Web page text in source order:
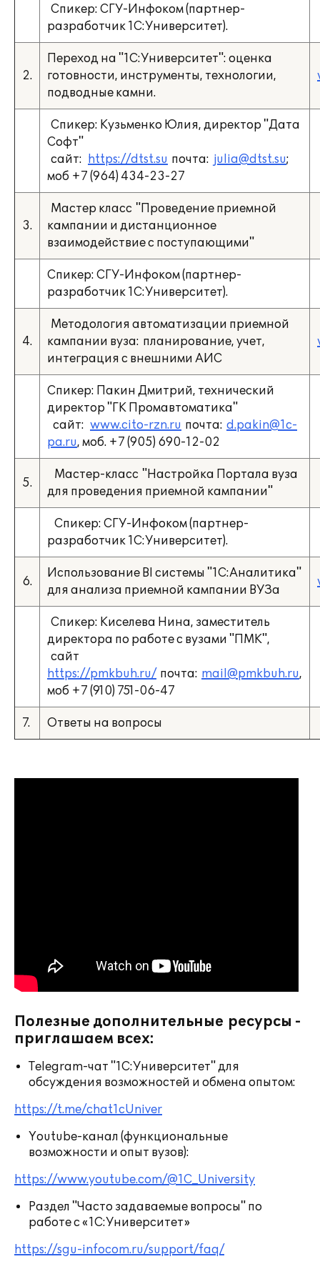
Спикер: СГУ-Инфоком (партнер-
разработчик 1С:Университет).
2.
Переход на "1С:Университет": оценка
готовности, инструменты, технологии,
подводные камни.
Спикер: Кузьменко Юлия, директор "Дата
Софт"
сайт: https://dtst.su почта: julia@dtst.su;
моб +7 (964) 434-23-27
3.
Мастер класс "Проведение приемной
кампании и дистанционное
взаимодействие с поступающими"
Спикер: СГУ-Инфоком (партнер-
разработчик 1С:Университет).
4.
Методология автоматизации приемной
кампании вуза: планирование, учет,
интеграция с внешними АИС
Спикер: Пакин Дмитрий, технический
директор "ГК Промавтоматика"
сайт: www.cito-rzn.ru почта: d.pakin@1c-
pa.ru, моб. +7 (905) 690-12-02
5.
Мастер-класс "Настройка Портала вуза
для проведения приемной кампании"
Спикер: СГУ-Инфоком (партнер-
разработчик 1С:Университет).
6.
Использование BI системы "1С:Аналитика"
для анализа приемной кампании ВУЗа
Спикер: Киселева Нина, заместитель
директора по работе с вузами "ПМК",
сайт
https://pmkbuh.ru/ почта: mail@pmkbuh.ru,
моб +7 (910) 751-06-47
7. Ответы на вопросы
Полезные дополнительные ресурсы -
приглашаем всех:
Telegram-чат "1С:Университет" для
обсуждения возможностей и обмена опытом:
https://t.me/chat1cUniver
Youtube-канал (функциональные
возможности и опыт вузов):
https://www.youtube.com/@1C_University
Раздел "Часто задаваемые вопросы" по
работе с «1С:Университет»
https://sgu-infocom.ru/support/faq/